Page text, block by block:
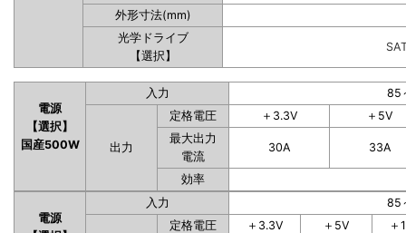
外形寸法(mm)
光学ドライブ
【選択】
電源
【選択】
国産500W
入力 85
出力
定格電圧 ＋3.3V
＋5V
最大出力
電流
30A 33A
効率
電源
入力 85
定格電圧 ＋3.3V ＋5V
＋